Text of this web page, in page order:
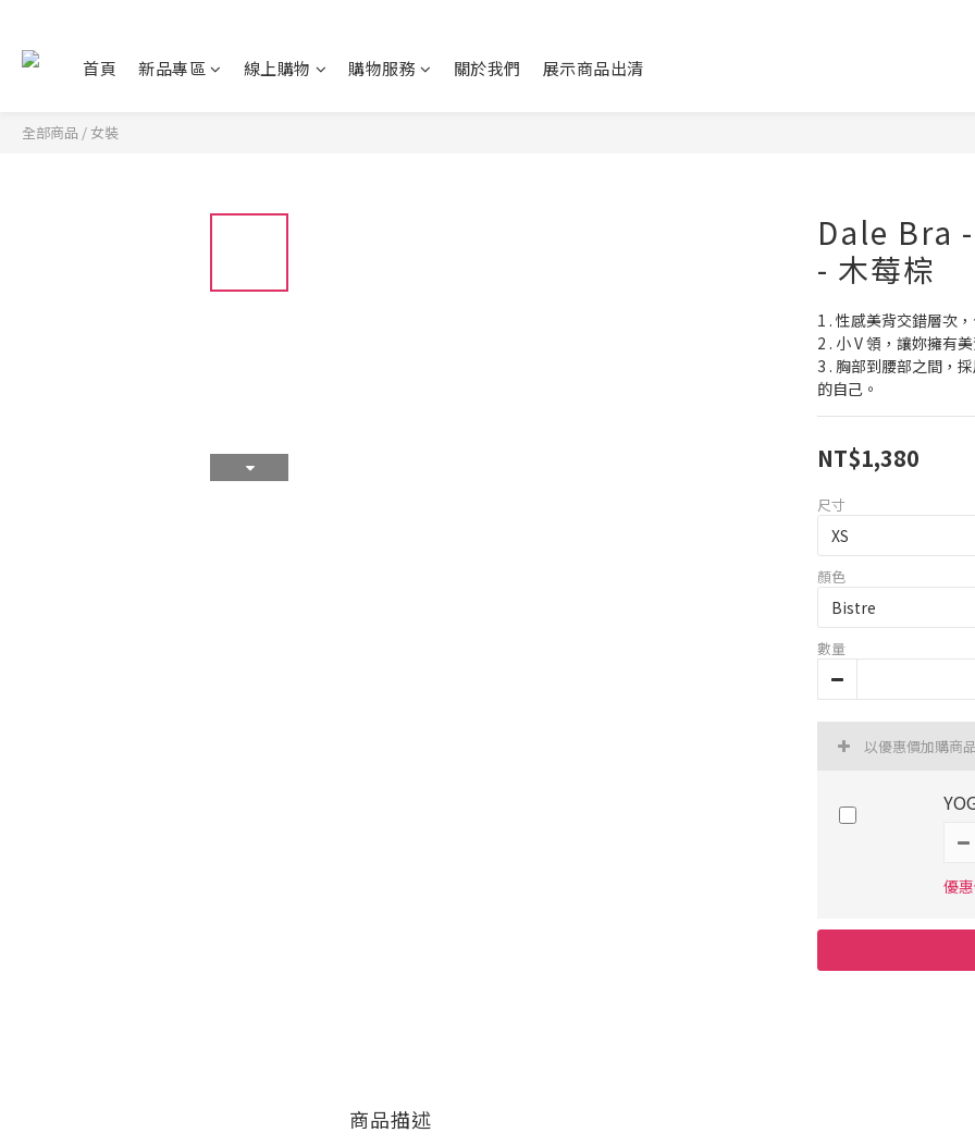
首頁 新品專區 線上購物 購物服務 關於我們 展示商品出清
全部商品 / 女裝
Dale Bra
- 木莓棕
1 . 性感美背交錯層次
2 . 小 V 領，讓妳擁有
3 . 胸部到腰部之間，
的自己。
NT$1,380
尺寸
顏色
數量
以優惠價加購商品
優
商品描述